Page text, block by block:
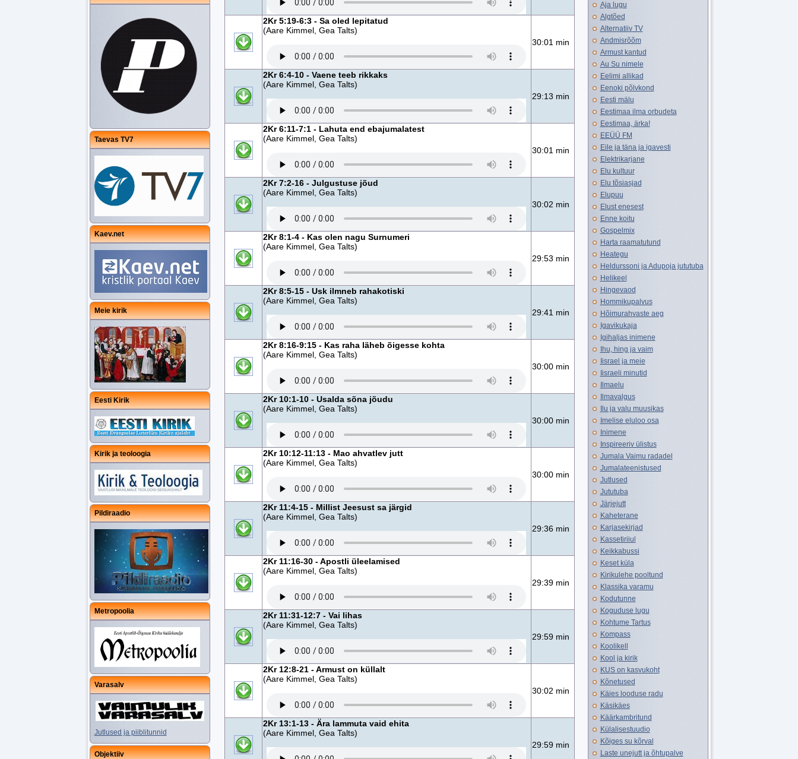
Taevas TV7
Kaev.net
Meie kirik
Eesti Kirik
Kirik ja teoloogia
Pildiraadio
Metropoolia
Varasalv
Jutlused ja piiblitunnid
Objektiiv
2Kr 5:19-6:3 - Sa oled lepitatud
(Aare Kimmel, Gea Talts)
30:01 min
2Kr 6:4-10 - Vaene teeb rikkaks
(Aare Kimmel, Gea Talts)
29:13 min
2Kr 6:11-7:1 - Lahuta end ebajumalatest
(Aare Kimmel, Gea Talts)
30:01 min
2Kr 7:2-16 - Julgustuse jõud
(Aare Kimmel, Gea Talts)
30:02 min
2Kr 8:1-4 - Kas olen nagu Surnumeri
(Aare Kimmel, Gea Talts)
29:53 min
2Kr 8:5-15 - Usk ilmneb rahakotiski
(Aare Kimmel, Gea Talts)
29:41 min
2Kr 8:16-9:15 - Kas raha läheb õigesse kohta
(Aare Kimmel, Gea Talts)
30:00 min
2Kr 10:1-10 - Usalda sõna jõudu
(Aare Kimmel, Gea Talts)
30:00 min
2Kr 10:12-11:13 - Mao ahvatlev jutt
(Aare Kimmel, Gea Talts)
30:00 min
2Kr 11:4-15 - Millist Jeesust sa järgid
(Aare Kimmel, Gea Talts)
29:36 min
2Kr 11:16-30 - Apostli üleelamised
(Aare Kimmel, Gea Talts)
29:39 min
2Kr 11:31-12:7 - Vai lihas
(Aare Kimmel, Gea Talts)
29:59 min
2Kr 12:8-21 - Armust on küllalt
(Aare Kimmel, Gea Talts)
30:02 min
2Kr 13:1-13 - Ära lammuta vaid ehita
(Aare Kimmel, Gea Talts)
29:59 min
Aja lugu
Algtõed
Alternatiiv TV
Andmisrõõm
Armust kantud
Au Su nimele
Eelimi allikad
Eenoki põlvkond
Eesti mälu
Eestimaa ilma orbudeta
Eestimaa, ärka!
EEÜÜ FM
Eile ja täna ja igavesti
Elektrikarjane
Elu kultuur
Elu tõsiasjad
Elupuu
Elust enesest
Enne koitu
Gospelmix
Harta raamatutund
Heategu
Heldurssoni ja Adupoja jututuba
Helikeel
Hingevaod
Hommikupalvus
Hõimurahvaste aeg
Igavikukaja
Igihaljas inimene
Ihu, hing ja vaim
Iisrael ja meie
Iisraeli minutid
Ilmaelu
Ilmavalgus
Ilu ja valu muusikas
Imelise eluloo osa
Inimene
Inspireeriv ülistus
Jumala Vaimu radadel
Jumalateenistused
Jutlused
Jututuba
Järjejutt
Kaheterane
Karjasekirjad
Kassetiriiul
Keikkabussi
Keset küla
Kirikulehe pooltund
Klassika varamu
Kodutunne
Koguduse lugu
Kohtume Tartus
Kompass
Koolikell
Kool ja kirik
KUS on kasvukoht
Kõnetused
Käies looduse radu
Käsikäes
Käärkambritund
Külalisestuudio
Kõiges su kõrval
Laste unejutt ja õhtupalve